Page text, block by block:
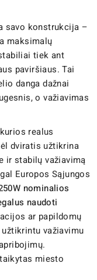
savo konstrukcija –
maksimalų
tiek ant
paviršiaus. Tai
danga dažnai
o važiavimas
realus
dviratis užtikrina
ir stabilų važiavimą
Europos Sąjungos
nominalios
naudoti
ar papildomų
važiavimu
miesto